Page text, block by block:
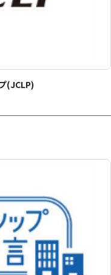
(JCLP)